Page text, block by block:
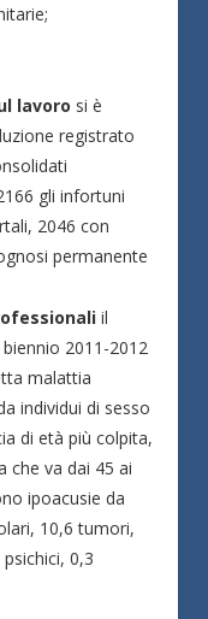
lavoro si è
registrato
gli infortuni
2046 con
permanente
il
2011-2012
malattia
individui di sesso
di età più colpita,
che va dai 45 ai
ipoacusie da
10,6 tumori,
0,3